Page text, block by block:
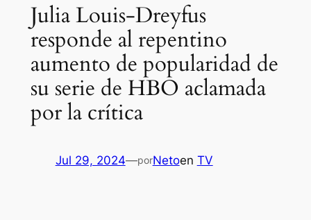
Julia Louis-Dreyfus
responde al repentino
aumento de popularidad de
su serie de HBO aclamada
por la crítica
Jul 29, 2024—porNetoen TV